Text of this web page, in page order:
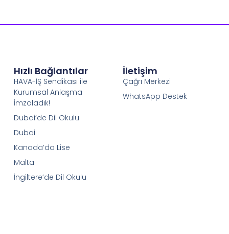
Hızlı Bağlantılar
HAVA-İŞ Sendikası ile
Kurumsal Anlaşma
İmzaladık!
Dubai’de Dil Okulu
Dubai
Kanada’da Lise
Malta
İngiltere’de Dil Okulu
İletişim
Çağrı Merkezi
WhatsApp Destek